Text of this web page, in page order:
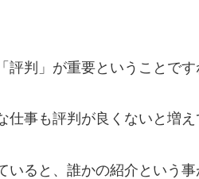
評判」が重要ということです
仕事も評判が良くないと増え
いると、誰かの紹介という事